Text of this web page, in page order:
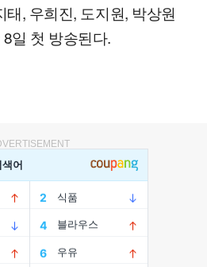
, 우희진, 도지원, 박상원
일 첫 방송된다.